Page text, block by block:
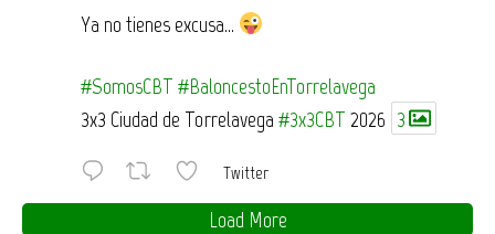
Ya no tienes excusa…
#SomosCBT #BaloncestoEnTorrelavega
3x3 Ciudad de Torrelavega #3x3CBT 2026 3
Twitter
Load More